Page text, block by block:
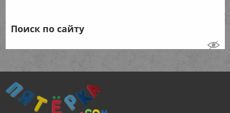
Поиск по сайту